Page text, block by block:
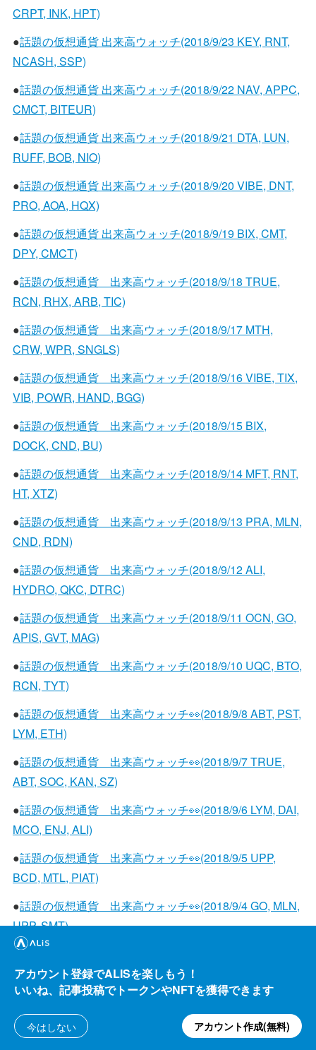
CRPT, INK, HPT)
●話題の仮想通貨 出来高ウォッチ(2018/9/23 KEY, RNT,
NCASH, SSP)
●話題の仮想通貨 出来高ウォッチ(2018/9/22 NAV, APPC,
CMCT, BITEUR)
●話題の仮想通貨 出来高ウォッチ(2018/9/21 DTA, LUN,
RUFF, BOB, NIO)
●話題の仮想通貨 出来高ウォッチ(2018/9/20 VIBE, DNT,
PRO, AOA, HQX)
●話題の仮想通貨 出来高ウォッチ(2018/9/19 BIX, CMT,
DPY, CMCT)
●話題の仮想通貨 出来高ウォッチ(2018/9/18 TRUE,
RCN, RHX, ARB, TIC)
●話題の仮想通貨 出来高ウォッチ(2018/9/17 MTH,
CRW, WPR, SNGLS)
●話題の仮想通貨 出来高ウォッチ(2018/9/16 VIBE, TIX,
VIB, POWR, HAND, BGG)
●話題の仮想通貨 出来高ウォッチ(2018/9/15 BIX,
DOCK, CND, BU)
●話題の仮想通貨 出来高ウォッチ(2018/9/14 MFT, RNT,
HT, XTZ)
●話題の仮想通貨 出来高ウォッチ(2018/9/13 PRA, MLN,
CND, RDN)
●話題の仮想通貨 出来高ウォッチ(2018/9/12 ALI,
HYDRO, QKC, DTRC)
●話題の仮想通貨 出来高ウォッチ(2018/9/11 OCN, GO,
APIS, GVT, MAG)
●話題の仮想通貨 出来高ウォッチ(2018/9/10 UQC, BTO,
RCN, TYT)
●話題の仮想通貨 出来高ウォッチ👀(2018/9/8 ABT, PST,
LYM, ETH)
●話題の仮想通貨 出来高ウォッチ👀(2018/9/7 TRUE,
ABT, SOC, KAN, SZ)
●話題の仮想通貨 出来高ウォッチ👀(2018/9/6 LYM, DAI,
MCO, ENJ, ALI)
●話題の仮想通貨 出来高ウォッチ👀(2018/9/5 UPP,
BCD, MTL, PIAT)
●話題の仮想通貨 出来高ウォッチ👀(2018/9/4 GO, MLN,
UPP, SMT)
●話題の仮想通貨 出来高ウォッチ👀(2018/9/3 HOT,
COSM, AUTO, DOC)
話題の仮想通貨 出来高ウォッチ👀(2018/9/2 SNT, LYM,
LPC, ORS)
アカウント登録でALISを楽しもう！
いいね、記事投稿でトークンやNFTを獲得できます
今はしない アカウント作成(無料)